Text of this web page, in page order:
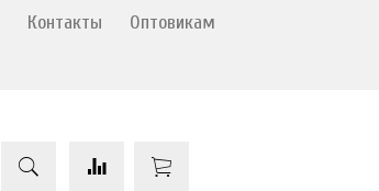
Контакты
Оптовикам